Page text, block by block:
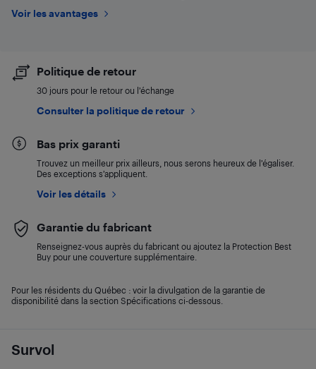
Survol
Voir les avantages
Politique de retour
30 jours pour le retour ou l’échange
Consulter la politique de retour
Bas prix garanti
Trouvez un meilleur prix ailleurs, nous serons heureux de l’égaliser.
Des exceptions s’appliquent.
Voir les détails
Garantie du fabricant
Renseignez-vous auprès du fabricant ou ajoutez la Protection Best
Buy pour une couverture supplémentaire.
Pour les résidents du Québec : voir la divulgation de la garantie de
disponibilité dans la section Spécifications ci-dessous.